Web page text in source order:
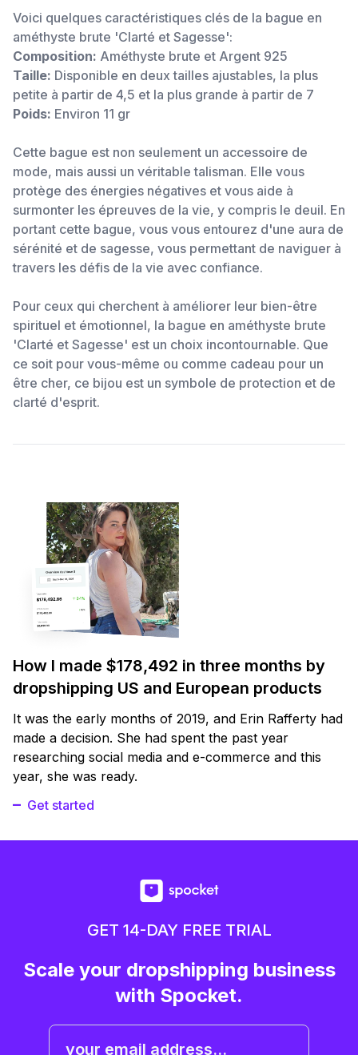
Voici quelques caractéristiques clés de la bague en
améthyste brute 'Clarté et Sagesse':
Composition: Améthyste brute et Argent 925
Taille: Disponible en deux tailles ajustables, la plus
petite à partir de 4,5 et la plus grande à partir de 7
Poids: Environ 11 gr
Cette bague est non seulement un accessoire de
mode, mais aussi un véritable talisman. Elle vous
protège des énergies négatives et vous aide à
surmonter les épreuves de la vie, y compris le deuil. En
portant cette bague, vous vous entourez d'une aura de
sérénité et de sagesse, vous permettant de naviguer à
travers les défis de la vie avec confiance.
Pour ceux qui cherchent à améliorer leur bien-être
spirituel et émotionnel, la bague en améthyste brute
'Clarté et Sagesse' est un choix incontournable. Que
ce soit pour vous-même ou comme cadeau pour un
être cher, ce bijou est un symbole de protection et de
clarté d'esprit.
How I made $178,492 in three months by
dropshipping US and European products
It was the early months of 2019, and Erin Rafferty had
made a decision. She had spent the past year
researching social media and e-commerce and this
year, she was ready.
Get started
GET 14-DAY FREE TRIAL
Scale your dropshipping business
with Spocket.